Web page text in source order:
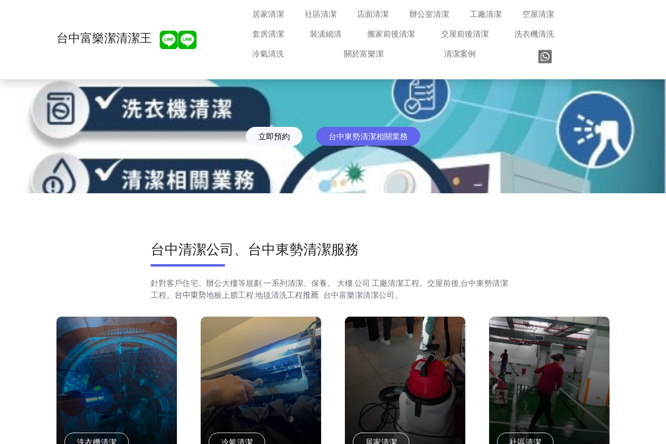
台中富樂潔清潔王
居家清潔 社區清潔 店面清潔 辦公室清潔 工廠清潔
空屋清潔
套房清潔
裝潢細清 搬家前後清潔 交屋前後清潔
洗衣機清洗
冷氣清洗
關於富樂潔 清潔案例
立即預約 台中東勢清潔相關業務
台中清潔公司、台中東勢清潔服務
針對客戶住宅、辦公大樓等規劃 一系列清潔、保養。 大樓.公司.工廠清潔工程。交屋前後,台中東勢清潔
工程。 台中東勢地板上腊工程.地毯清洗工程推薦...台中富樂潔清潔公司。